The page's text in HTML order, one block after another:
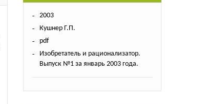
2003
Кушнер Г.П.
pdf
Изобретатель и рационализатор.
Выпуск №1 за январь 2003 года.